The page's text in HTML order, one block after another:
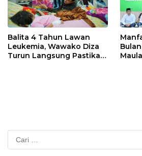
Balita 4 Tahun Lawan
Leukemia, Wawako Diza
Turun Langsung Pastikan
Cari
untuk: